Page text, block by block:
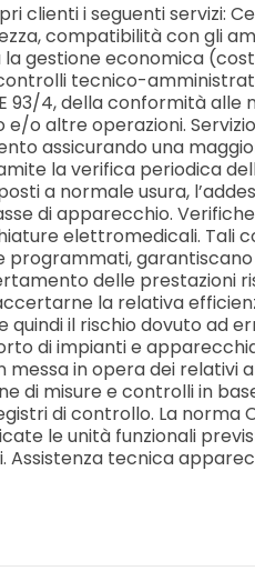
clienti i seguenti servizi:
compatibilità con gli
gestione economica
tecnico-
93/4, della conformità
o altre operazioni.
assicurando una
la verifica periodica
a normale usura,
di apparecchio.
elettromedicali. Tali
delle prestazioni
la relativa
il rischio dovuto ad
di impianti e
in opera dei relativi
di misure e controlli in
di controllo. La
le unità funzionali
tecnica